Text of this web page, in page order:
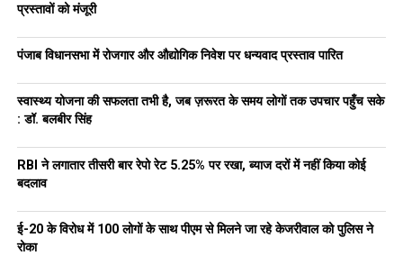
प्रस्तावों को मंजूरी
पंजाब विधानसभा में रोजगार और औद्योगिक निवेश पर धन्यवाद प्रस्ताव पारित
स्वास्थ्य योजना की सफलता तभी है, जब ज़रूरत के समय लोगों तक उपचार पहुँच सके
: डॉ. बलबीर सिंह
RBI ने लगातार तीसरी बार रेपो रेट 5.25% पर रखा, ब्याज दरों में नहीं किया कोई
बदलाव
ई-20 के विरोध में 100 लोगों के साथ पीएम से मिलने जा रहे केजरीवाल को पुलिस ने
रोका